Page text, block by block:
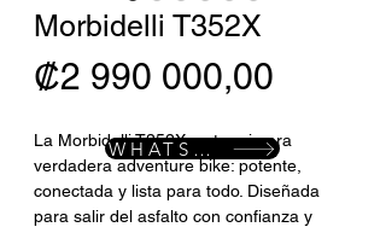
Morbidelli T352X
₡2 990 000,00
La Morbidelli T352X es tu primera
verdadera adventure bike: potente,
conectada y lista para todo. Diseñada
para salir del asfalto con confianza y
WHATSAPP